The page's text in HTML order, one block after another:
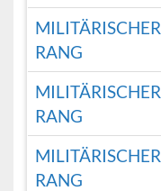
MILITÄRISCHER
RANG
MILITÄRISCHER
RANG
MILITÄRISCHER
RANG